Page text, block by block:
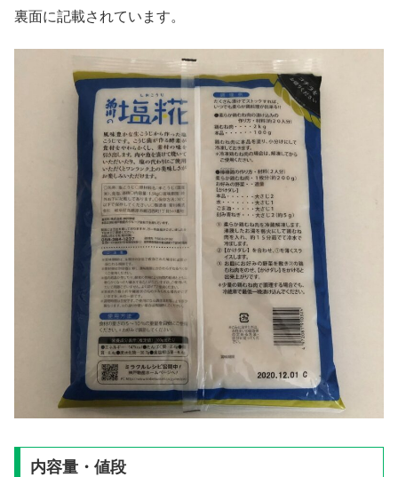
裏面に記載されています。
内容量・値段